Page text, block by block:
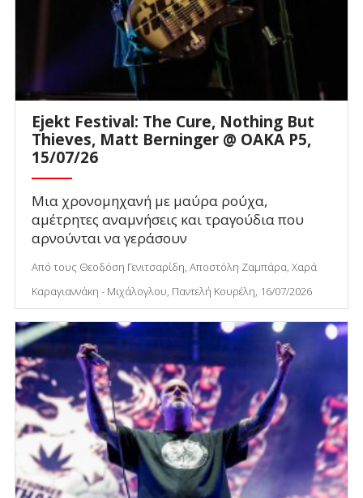
Ejekt Festival: The Cure, Nothing But
Thieves, Matt Berninger @ ΟΑΚΑ P5,
15/07/26
Μια χρονομηχανή με μαύρα ρούχα,
αμέτρητες αναμνήσεις και τραγούδια που
αρνούνται να γεράσουν
Από τους Θεοδόση Γενιτσαρίδη, Αποστόλη Ζαμπάρα, Χαρά
Καραγιαννάκη - Μιχάλογλου, Παντελή Κουρέλη, 16/07/2026